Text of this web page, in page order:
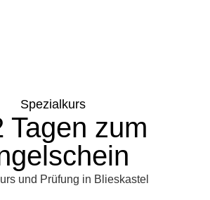
Spezialkurs
Tagen zum
und Prüfung in Blieskastel